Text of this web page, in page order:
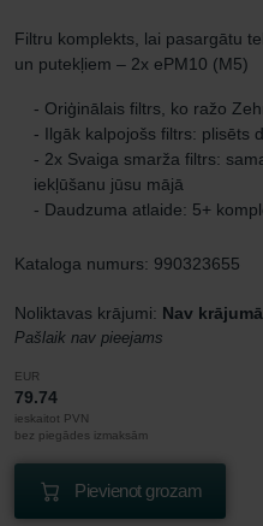
Filtru komplekts, lai pasargātu
un putekļiem – 2x ePM10 (M5)
- Oriģinālais filtrs, ko ražo
- Ilgāk kalpojošs filtrs: plisēts
- 2x Svaiga smarža filtrs:
iekļūšanu jūsu mājā
- Daudzuma atlaide: 5+
Kataloga numurs: 990323655
Noliktavas krājumi: Nav krājumā
Pašlaik nav pieejams
EUR
79.74
ieskaitot PVN
bez piegādes izmaksām
Pievienot grozam